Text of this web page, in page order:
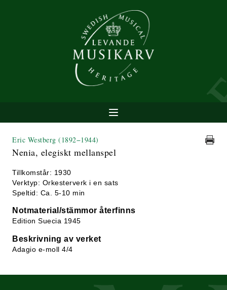
Eric Westberg (1892−1944)
Nenia, elegiskt mellanspel
Tillkomstår: 1930
Verktyp: Orkesterverk i en sats
Speltid: Ca. 5-10 min
Notmaterial/stämmor återfinns
Edition Suecia 1945
Beskrivning av verket
Adagio e-moll 4/4